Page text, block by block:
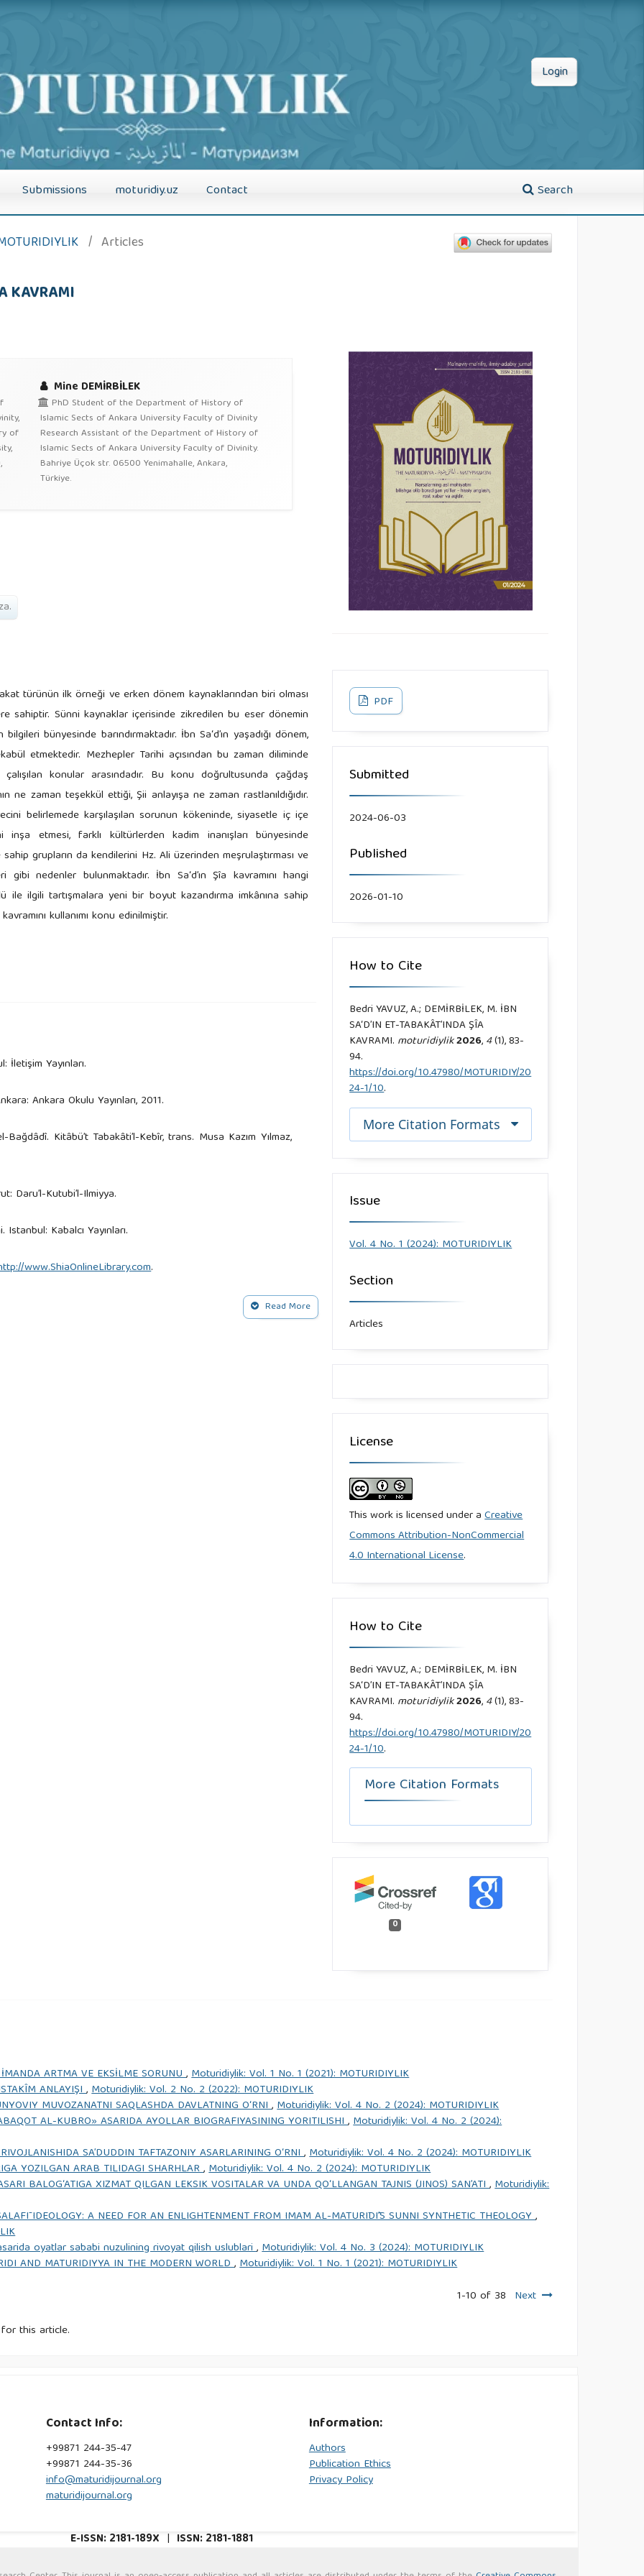
Submissions moturidiy.uz Contact Search
Login
/ Articles
KAVRAMI
of
Mine DEMİRBİLEK
PhD Student of the Department of History of
Islamic Sects of Ankara University Faculty of Divinity
Research Assistant of the Department of History of
Islamic Sects of Ankara University Faculty of Divinity.
Bahriye Üçok str. 06500 Yenimahalle, Ankara,
Türkiye.
türünün ilk örneği ve erken dönem kaynaklarından biri olması
sahiptir. Sünni kaynaklar içerisinde zikredilen bu eser dönemin
bünyesinde barındırmaktadır. İbn Sa‘d’ın yaşadığı dönem,
etmektedir. Mezhepler Tarihi açısından bu zaman diliminde
konular arasındadır. Bu konu doğrultusunda çağdaş
ne zaman teşekkül ettiği, Şii anlayışa ne zaman rastlanıldığıdır.
belirlemede karşılaşılan sorunun kökeninde, siyasetle iç içe
etmesi, farklı kültürlerden kadim inanışları bünyesinde
grupların da kendilerini Hz. Ali üzerinden meşrulaştırması ve
nedenler bulunmaktadır. İbn Sa‘d’ın Şîa kavramını hangi
ile ilgili tartışmalara yeni bir boyut kazandırma imkânına sahip
kullanımı konu edinilmiştir.
Yayınları.
Ankara Okulu Yayınları, 2011.
Kitâbü’t Tabakâti’l-Kebîr, trans. Musa Kazım Yılmaz,
Daru’l-Kutubi’l-Ilmiyya.
Kabalcı Yayınları.
www.ShiaOnlineLibrary.com.
İslam Ansiklopedisi).
İslam Ansiklopedisi).
Ehl-i Beyt Tasavvuru ve Farklılaşma Süreci: Abbasoğulları-Ali
Sempozyumu. İstanbul.
Yazıcılığı. Istanbul: İSAR Yayınları.
Beirut: Muassasatu’l-Risala.
Read More
PDF
Submitted
2024-06-03
Published
2026-01-10
How to Cite
Bedri YAVUZ, A.; DEMİRBİLEK, M. İBN
SA‘D’IN ET-TABAKÂT’INDA ŞÎA
KAVRAMI. moturidiylik2026,4(1), 83-
94.
https://doi.org/10.47980/MOTURIDIY/20
24-1/10.
More Citation Formats
Issue
Vol. 4 No. 1 (2024): MOTURIDIYLIK
Section
Articles
License
This work is licensed under aCreative
Commons Attribution-NonCommercial
4.0 International License.
How to Cite
Bedri YAVUZ, A.; DEMİRBİLEK, M. İBN
SA‘D’IN ET-TABAKÂT’INDA ŞÎA
KAVRAMI. moturidiylik2026,4(1), 83-
94.
https://doi.org/10.47980/MOTURIDIY/20
24-1/10.
More Citation Formats
0
ARTMA VE EKSİLME SORUNU,Moturidiylik: Vol. 1 No. 1 (2021): MOTURIDIYLIK
ANLAYIŞI,Moturidiylik: Vol. 2 No. 2 (2022): MOTURIDIYLIK
MUVOZANATNI SAQLASHDA DAVLATNING O‘RNI,Moturidiylik: Vol. 4 No. 2 (2024): MOTURIDIYLIK
AL-KUBRO» ASARIDA AYOLLAR BIOGRAFIYASINING YORITILISHI,Moturidiylik: Vol. 4 No. 2 (2024):
SA’DUDDIN TAFTAZONIY ASARLARINING O‘RNI,Moturidiylik: Vol. 4 No. 2 (2024): MOTURIDIYLIK
YOZILGAN ARAB TILIDAGI SHARHLAR,Moturidiylik: Vol. 4 No. 2 (2024): MOTURIDIYLIK
BALOG‘ATIGA XIZMAT QILGAN LEKSIK VOSITALAR VA UNDA QO‘LLANGAN TAJNIS (JINOS) SAN’ATI,Moturidiylik:
IDEOLOGY: A NEED FOR AN ENLIGHTENMENT FROM IMĀM AL-MĀTURĪDĪ’S SUNNI SYNTHETIC THEOLOGY,
oyatlar sababi nuzulining rivoyat qilish uslublari,Moturidiylik: Vol. 4 No. 3 (2024): MOTURIDIYLIK
AND MATURIDIYYA IN THE MODERN WORLD,Moturidiylik: Vol. 1 No. 1 (2021): MOTURIDIYLIK
1-10 of 38 Next
this article.
Contact Info:
+99871 244-35-47
+99871 244-35-36
info@maturidijournal.org
maturidijournal.org
Information:
Authors
Publication Ethics
Privacy Policy
E-ISSN: 2181-189X | ISSN: 2181-1881